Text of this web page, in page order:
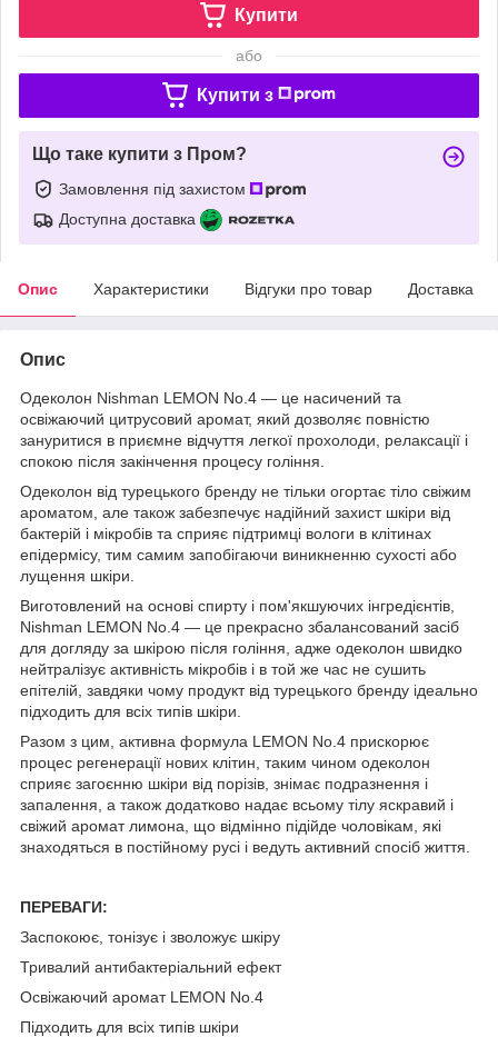
Купити
або
Купити з
Що таке купити з Пром?
Замовлення під захистом
Доступна доставка
Опис Характеристики Відгуки про товар Доставка
Опис
Одеколон Nishman LEMON No.4 — це насичений та
освіжаючий цитрусовий аромат, який дозволяє повністю
зануритися в приємне відчуття легкої прохолоди, релаксації і
спокою після закінчення процесу гоління.
Одеколон від турецького бренду не тільки огортає тіло свіжим
ароматом, але також забезпечує надійний захист шкіри від
бактерій і мікробів та сприяє підтримці вологи в клітинах
епідермісу, тим самим запобігаючи виникненню сухості або
лущення шкіри.
Виготовлений на основі спирту і пом'якшуючих інгредієнтів,
Nishman LEMON No.4 — це прекрасно збалансований засіб
для догляду за шкірою після гоління, адже одеколон швидко
нейтралізує активність мікробів і в той же час не сушить
епітелій, завдяки чому продукт від турецького бренду ідеально
підходить для всіх типів шкіри.
Разом з цим, активна формула LEMON No.4 прискорює
процес регенерації нових клітин, таким чином одеколон
сприяє загоєнню шкіри від порізів, знімає подразнення і
запалення, а також додатково надає всьому тілу яскравий і
свіжий аромат лимона, що відмінно підійде чоловікам, які
знаходяться в постійному русі і ведуть активний спосіб життя.
ПЕРЕВАГИ:
Заспокоює, тонізує і зволожує шкіру
Тривалий антибактеріальний ефект
Освіжаючий аромат LEMON No.4
Підходить для всіх типів шкіри